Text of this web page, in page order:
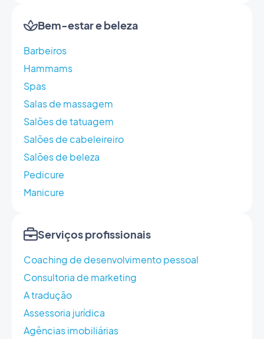
Bem-estar e beleza
Barbeiros
Hammams
Spas
Salas de massagem
Salões de tatuagem
Salões de cabeleireiro
Salões de beleza
Pedicure
Manicure
Serviços profissionais
Coaching de desenvolvimento pessoal
Consultoria de marketing
A tradução
Assessoria jurídica
Agências imobiliárias